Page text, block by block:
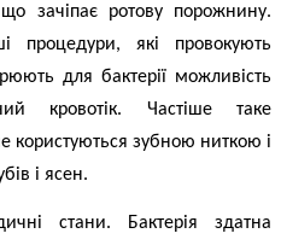
що зачіпає ротову порожнину.
процедури, які провокують
для бактерії можливість
кровотік. Частіше таке
користуються зубною ниткою і
і ясен.
стани. Бактерія здатна